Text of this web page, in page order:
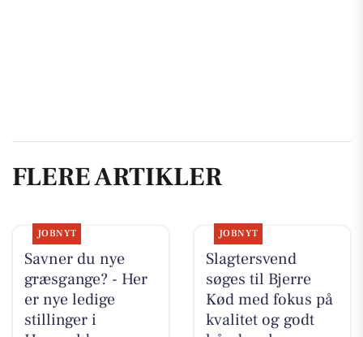
FLERE ARTIKLER
JOBNYT
Savner du nye
græsgange? - Her
er nye ledige
stillinger i
JOBNYT
Slagtersvend
søges til Bjerre
Kød med fokus på
kvalitet og godt